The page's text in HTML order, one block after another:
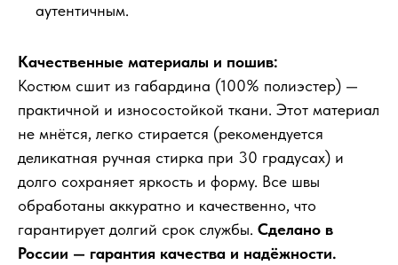
аутентичным.
Качественные материалы и пошив:
Костюм сшит из габардина (100% полиэстер) —
практичной и износостойкой ткани. Этот материал
не мнётся, легко стирается (рекомендуется
деликатная ручная стирка при 30 градусах) и
долго сохраняет яркость и форму. Все швы
обработаны аккуратно и качественно, что
гарантирует долгий срок службы. Сделано в
России — гарантия качества и надёжности.